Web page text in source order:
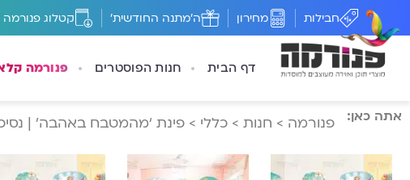
חבילות מחירון ה'מתנה החודשית' קטלוג
דף הבית חנות הפוסטרים פנורמה
אתה כאן: פנורמה > חנות > כללי > פינת ‘מהמטבח באהבה’ |